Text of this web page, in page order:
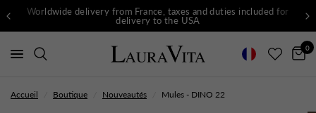
Worldwide delivery from France, taxes and duties included for
delivery to the USA
0
Accueil Boutique Nouveautés Mules - DINO 22